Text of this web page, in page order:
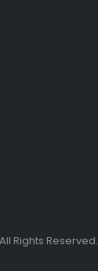
Rights Reserved.